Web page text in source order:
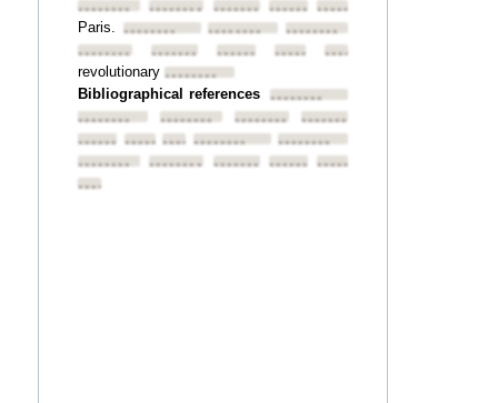
•••••••• •••••••• •••••••• ••••••••••••••••
Paris. •••••••• ••••••••
••••••••
••••••••
•••••••• •••••••• ••••••••••••••••
revolutionary ••••••••
Bibliographical references ••••••••
••••••••
•••••••• ••••••••
••••••••
••••••••••••••••••••••••••••••••
••••••••
••••••••
•••••••• •••••••• ••••••••••••••••
••••••••